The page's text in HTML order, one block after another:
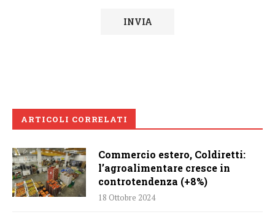
ARTICOLI CORRELATI
Commercio estero, Coldiretti:
l’agroalimentare cresce in
controtendenza (+8%)
18 Ottobre 2024